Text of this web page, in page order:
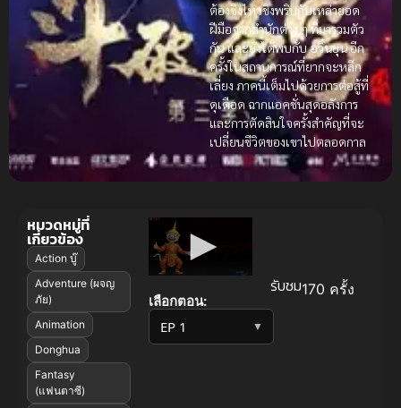
ต้องชิงไหวชิงพริบกับเหล่ายอด
ฝีมือจากสำนักต่าง ๆ ที่มารวมตัว
กัน และยังได้พบกับอวิ๋นยุนอีก
ครั้งในสถานการณ์ที่ยากจะหลีก
เลี่ยง ภาคนี้เต็มไปด้วยการต่อสู้ที่
ดุเดือด ฉากแอคชั่นสุดอลังการ
และการตัดสินใจครั้งสำคัญที่จะ
เปลี่ยนชีวิตของเขาไปตลอดกาล
เลือกตอน:
▼
รับชม170 ครั้ง
หมวดหมู่ที่
เกี่ยวข้อง
Action บู๊
Adventure (ผจญ
ภัย)
Animation
Donghua
Fantasy
(แฟนตาซี)